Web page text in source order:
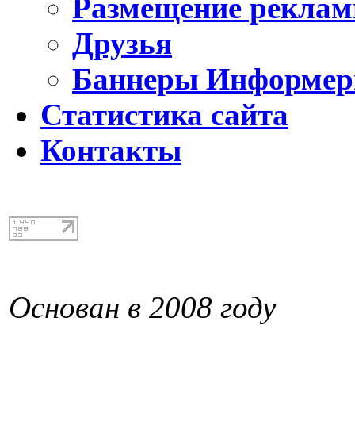
Размещение
Друзья
Баннеры
Статистика сайта
Контакты
Основан в 2008 году